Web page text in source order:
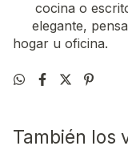
cocina o
elegante,
hogar u oficina.
También los